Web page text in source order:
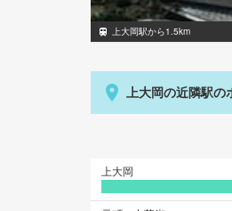
上大岡駅から1.5km
上大岡の近隣駅の
上大岡